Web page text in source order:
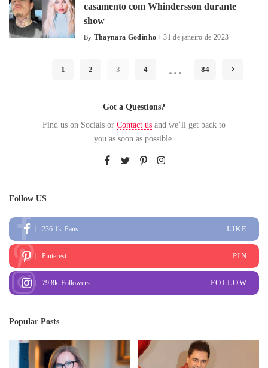
casamento com Whindersson durante
show
By Thaynara Godinho 31 de janeiro de 2023
1 2 3 4 … 84
Got a Questions?
Find us on Socials or Contact us and we’ll get back to
you as soon as possible.
Follow US
236.1k Fans LIKE
Pinterest PIN
79.8k Followers FOLLOW
Popular Posts